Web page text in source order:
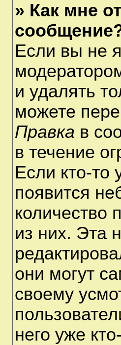
» Как мне
Если вы не
и удалять
можете
Правка в
в течение
Если кто-то
появится
количество
из них. Эта
они могут
своему
него уже